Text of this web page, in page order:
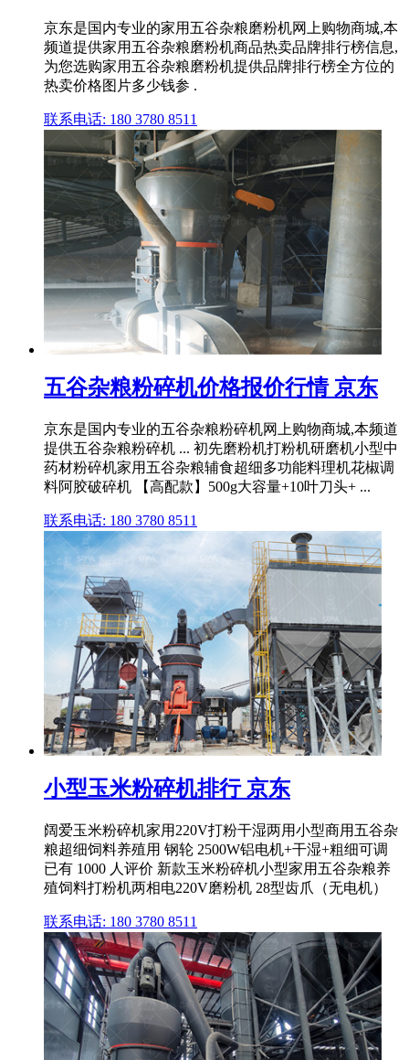
京东是国内专业的家用五谷杂粮磨粉机网上购物商城,本
频道提供家用五谷杂粮磨粉机商品热卖品牌排行榜信息,
为您选购家用五谷杂粮磨粉机提供品牌排行榜全方位的
热卖价格图片多少钱参 .
联系电话: 180 3780 8511
五谷杂粮粉碎机价格报价行情 京东
京东是国内专业的五谷杂粮粉碎机网上购物商城,本频道
提供五谷杂粮粉碎机 ... 初先磨粉机打粉机研磨机小型中
药材粉碎机家用五谷杂粮辅食超细多功能料理机花椒调
料阿胶破碎机 【高配款】500g大容量+10叶刀头+ ...
联系电话: 180 3780 8511
小型玉米粉碎机排行 京东
阔爱玉米粉碎机家用220V打粉干湿两用小型商用五谷杂
粮超细饲料养殖用 钢轮 2500W铝电机+干湿+粗细可调
已有 1000 人评价 新款玉米粉碎机小型家用五谷杂粮养
殖饲料打粉机两相电220V磨粉机 28型齿爪（无电机）
联系电话: 180 3780 8511